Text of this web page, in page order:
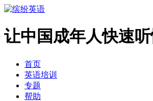
让中国成年人快速
首页
英语培训
专题
帮助